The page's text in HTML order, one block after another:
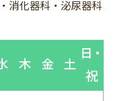
消化器科・泌尿器科
木 金 土
日・
祝